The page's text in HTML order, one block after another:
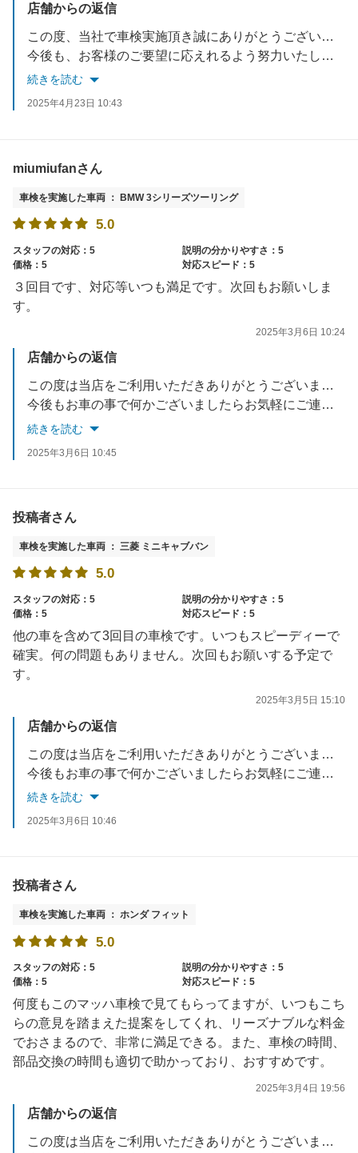
店舗からの返信
この度、当社で車検実施頂き誠にありがとうございました。
今後も、お客様のご要望に応えれるよう努力いたします。
お車でお困りごとがあれば、いつでもご相談ください。
続きを読む
2025年4月23日 10:43
miumiufanさん
車検を実施した車両 ： BMW 3シリーズツーリング
5.0
スタッフの対応：5
説明の分かりやすさ：5
価格：5
対応スピード：5
３回目です、対応等いつも満足です。次回もお願いしま
す。
2025年3月6日 10:24
店舗からの返信
この度は当店をご利用いただきありがとうございます。
今後もお車の事で何かございましたらお気軽にご連絡下さいませ。
続きを読む
2025年3月6日 10:45
投稿者さん
車検を実施した車両 ： 三菱 ミニキャブバン
5.0
スタッフの対応：5
説明の分かりやすさ：5
価格：5
対応スピード：5
他の車を含めて3回目の車検です。いつもスピーディーで
確実。何の問題もありません。次回もお願いする予定で
す。
2025年3月5日 15:10
店舗からの返信
この度は当店をご利用いただきありがとうございます。
今後もお車の事で何かございましたらお気軽にご連絡下さいませ。
続きを読む
2025年3月6日 10:46
投稿者さん
車検を実施した車両 ： ホンダ フィット
5.0
スタッフの対応：5
説明の分かりやすさ：5
価格：5
対応スピード：5
何度もこのマッハ車検で見てもらってますが、いつもこち
らの意見を踏まえた提案をしてくれ、リーズナブルな料金
でおさまるので、非常に満足できる。また、車検の時間、
部品交換の時間も適切で助かっており、おすすめです。
2025年3月4日 19:56
店舗からの返信
この度は当店をご利用いただきありがとうございます。